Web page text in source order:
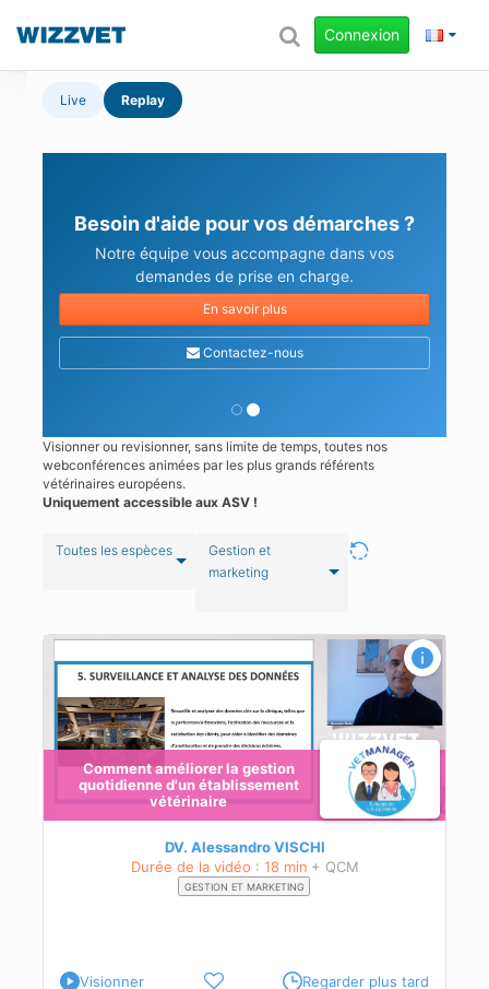
Connexion
Live Replay
Besoin d'aide pour vos démarches ?
Notre équipe vous accompagne dans vos
demandes de prise en charge.
En savoir plus
Contactez-nous
Visionner ou revisionner, sans limite de temps, toutes nos
webconférences animées par les plus grands référents
vétérinaires européens.
Uniquement accessible aux ASV !
Toutes les espèces
Gestion et
marketing
Comment améliorer la gestion
quotidienne d'un établissement
vétérinaire
DV. Alessandro VISCHI
Durée de la vidéo : 18 min + QCM
GESTION ET MARKETING
Visionner Regarder plus tard